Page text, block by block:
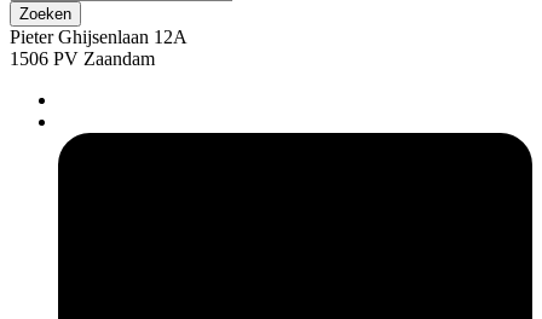
Pieter Ghijsenlaan 12A
1506 PV Zaandam